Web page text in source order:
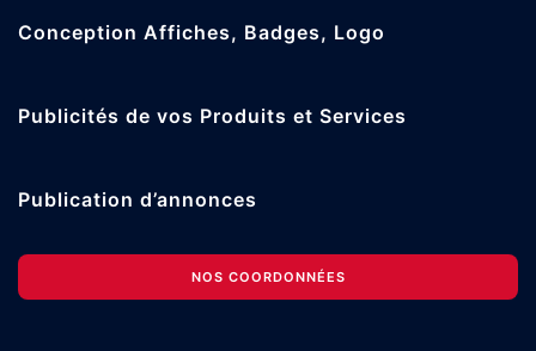
Conception Affiches, Badges, Logo
Publicités de vos Produits et Services
Publication d’annonces
NOS COORDONNÉES